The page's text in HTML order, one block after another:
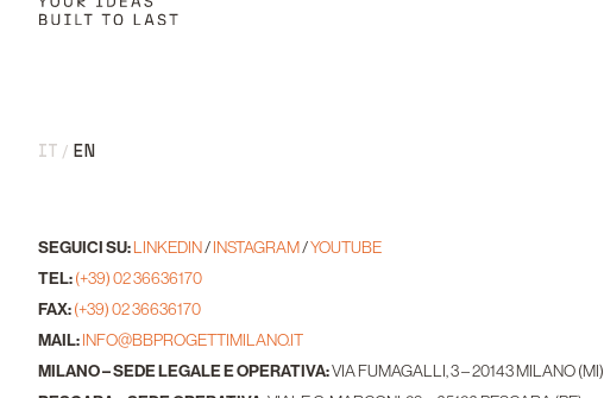
IT EN
SEGUICI SU:LINKEDIN/INSTAGRAM/YOUTUBE
TEL:(+39) 02 36636170
FAX:(+39) 02 36636170
MAIL:INFO@BBPROGETTIMILANO.IT
MILANO – SEDE LEGALE E OPERATIVA:VIA FUMAGALLI, 3 – 20143 MILANO (MI)